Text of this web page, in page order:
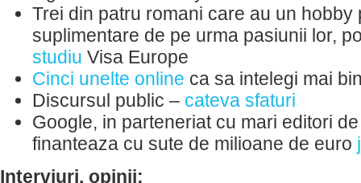
Trei din patru romani care au un hobby
suplimentare de pe urma pasiunii lor,
studiu Visa Europe
Cinci unelte online ca sa intelegi mai
Discursul public – cateva sfaturi
Google, in parteneriat cu mari editori
finanteaza cu sute de milioane de euro
Interviuri, opinii: